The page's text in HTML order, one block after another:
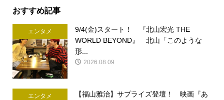
おすすめ記事
エンタメ
9/4(金)スタート！ 『北山宏光 THE
WORLD BEYOND』 北山「このような
形...
2026.08.09
エンタメ
【福山雅治】サプライズ登壇！ 映画『あ